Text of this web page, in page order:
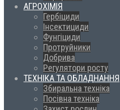
АГРОХІМІЯ
Гербіциди
Інсектициди
Фунгіциди
Протруйники
Добрива
Регулятори росту
ТЕХНІКА ТА ОБЛАДНАННЯ
Збиральна техніка
Посівна техніка